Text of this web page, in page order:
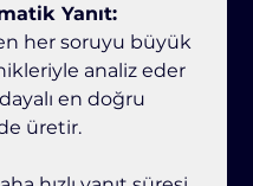
Yanıt:
her soruyu büyük
analiz eder
en doğru
üretir.